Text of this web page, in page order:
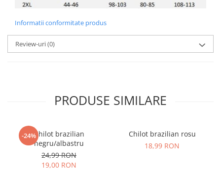
Informatii conformitate produs
Review-uri(0)
PRODUSE SIMILARE
-24%Chilot brazilian
negru/albastru
24,99 RON
19,00 RON
Chilot brazilian rosu
18,99 RON